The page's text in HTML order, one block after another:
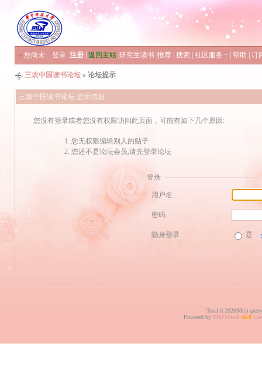
» 您尚未 登录 注册 返回主站 研究生读书 推荐 搜索 社区服务 帮助 订
三农中国读书论坛 » 论坛提示
三农中国读书论坛 提示信息
您没有登录或者您没有权限访问此页面，可能有如下几个原因:
您无权限编辑别人的贴子
您还不是论坛会员,请先登录论坛
登录
用户名
密码
隐身登录 是
Total 0.202098(s)
Powered by PHPWind v6.0